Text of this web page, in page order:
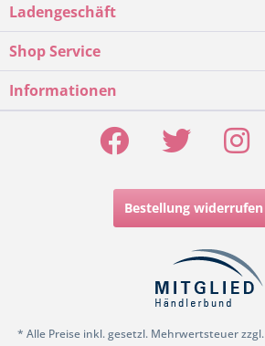
Ladengeschäft
Shop Service
Informationen
Bestellung widerrufen
* Alle Preise inkl. gesetzl. Mehrwertsteuer zzgl.